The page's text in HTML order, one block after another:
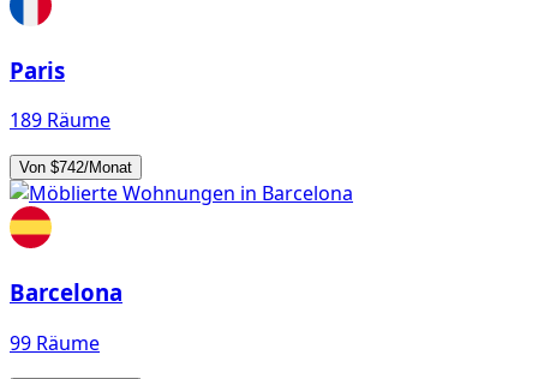
Paris
189 Räume
Von $742/Monat
Barcelona
99 Räume